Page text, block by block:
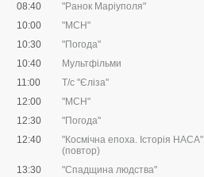
08:40
"Ранок Маріуполя"
10:00
"МСН"
10:30
"Погода"
10:40
Мультфільми
11:00
Т/с "Єліза"
12:00
"МСН"
12:30
"Погода"
12:40
"Космічна епоха. Історія НАСА"
(повтор)
13:30
"Спадщина людства"